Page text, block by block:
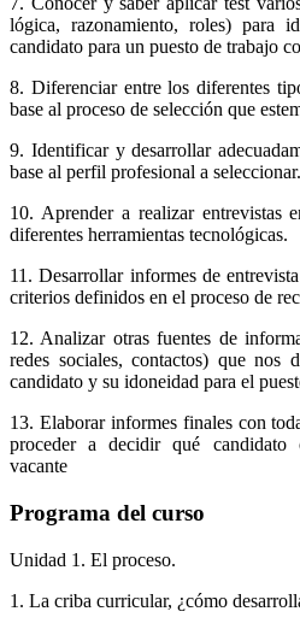
lógica, razonamiento, roles) para
candidato para un puesto de trabajo
8. Diferenciar entre los diferentes
base al proceso de selección que
9. Identificar y desarrollar
base al perfil profesional a seleccionar.
10. Aprender a realizar entrevistas
diferentes herramientas tecnológicas.
11. Desarrollar informes de
criterios definidos en el proceso de
12. Analizar otras fuentes de
redes sociales, contactos) que nos
candidato y su idoneidad para el
13. Elaborar informes finales con
proceder a decidir qué candidato
vacante
Programa del curso
Unidad 1. El proceso.
1. La criba curricular, ¿cómo